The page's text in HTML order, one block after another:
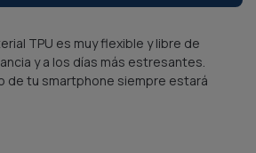
TPU es muy flexible y libre de
y a los días más estresantes.
de tu smartphone siempre estará